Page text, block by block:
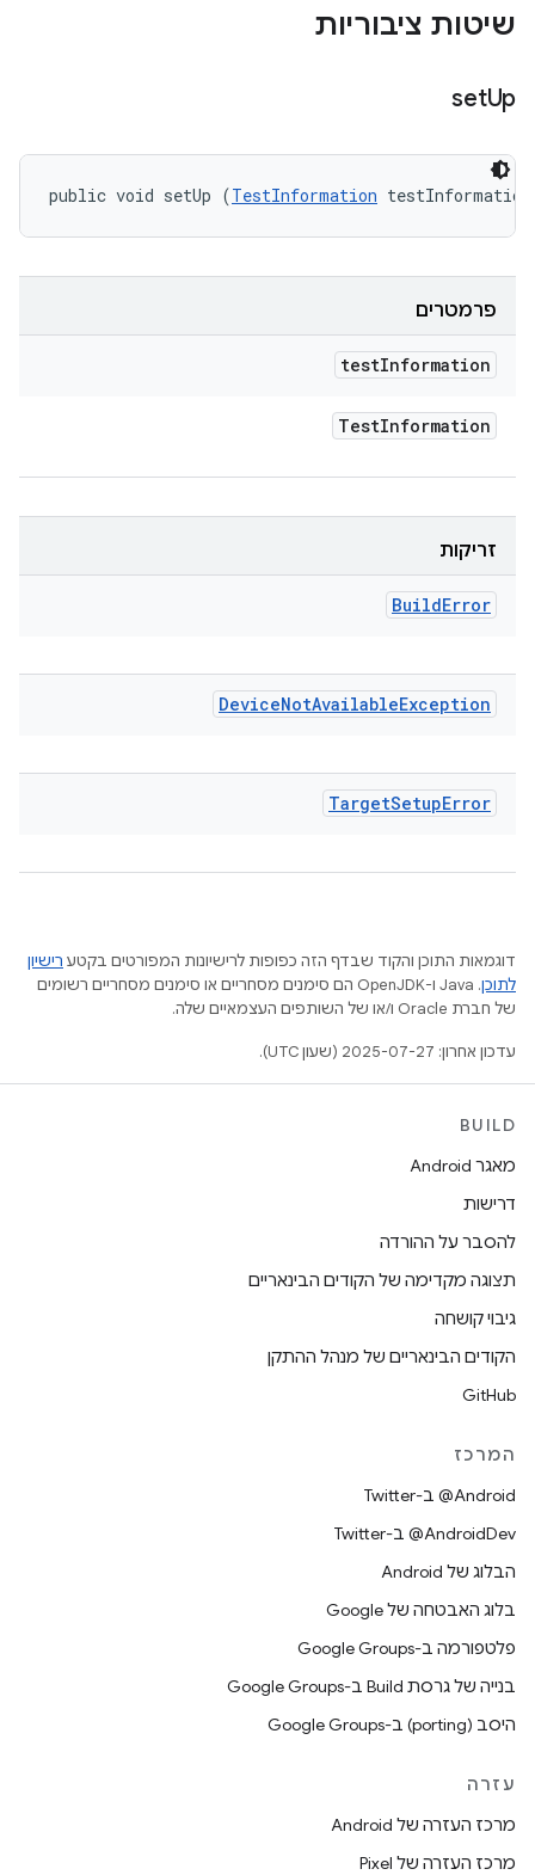
שיטות ציבוריות
setUp
public void setUp (TestInformation
פרמטרים
testInformation
TestInformation
זריקות
BuildError
DeviceNotAvailableException
TargetSetupError
דוגמאות התוכן והקוד שבדף הזה כפופות לרישיונות המפורטים בקטע רישיון
לתוכן
.‏ Java ו-OpenJDK הם סימנים מסחריים או סימנים מסחריים רשומים
של חברת Oracle ו/או של השותפים העצמאיים שלה.
עדכון אחרון: 2025-07-27 (שעון UTC).
BUILD
מאגר Android
דרישות
להסבר על ההורדה
תצוגה מקדימה של הקודים הבינאריים
גיבוי קושחה
הקודים הבינאריים של מנהל ההתקן
GitHub
המרכז
‎@Android ב-Twitter
‎@AndroidDev ב-Twitter
הבלוג של Android
בלוג האבטחה של Google
פלטפורמה ב-Google Groups
בנייה של גרסת Build ב-Google Groups
היסב (porting) ב-Google Groups
עזרה
מרכז העזרה של Android
מרכז העזרה של Pixel